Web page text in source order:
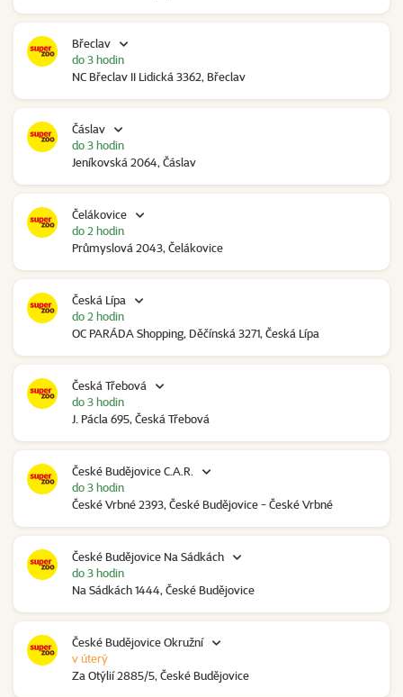
Břeclav
NC Břeclav II Lidická 3362, Břeclav
do 3 hodin
Čáslav
Jeníkovská 2064, Čáslav
do 3 hodin
Čelákovice
Průmyslová 2043, Čelákovice
do 2 hodin
Česká Lípa
OC PARÁDA Shopping, Děčínská 3271, Česká Lípa
do 2 hodin
Česká Třebová
J. Pácla 695, Česká Třebová
do 3 hodin
České Budějovice C.A.R.
České Vrbné 2393, České Budějovice - České Vrbné
do 3 hodin
České Budějovice Na Sádkách
Na Sádkách 1444, České Budějovice
do 3 hodin
České Budějovice Okružní
Za Otýlií 2885/5, České Budějovice
v úterý